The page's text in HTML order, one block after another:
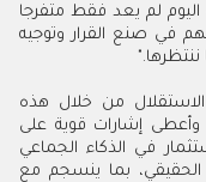
اليوم لم يعد فقط متفرجا
في صنع القرار وتوجيه
الاستقلال من خلال هذه
وأعطى إشارات قوية على
في الذكاء الجماعي
بما ينسجم مع